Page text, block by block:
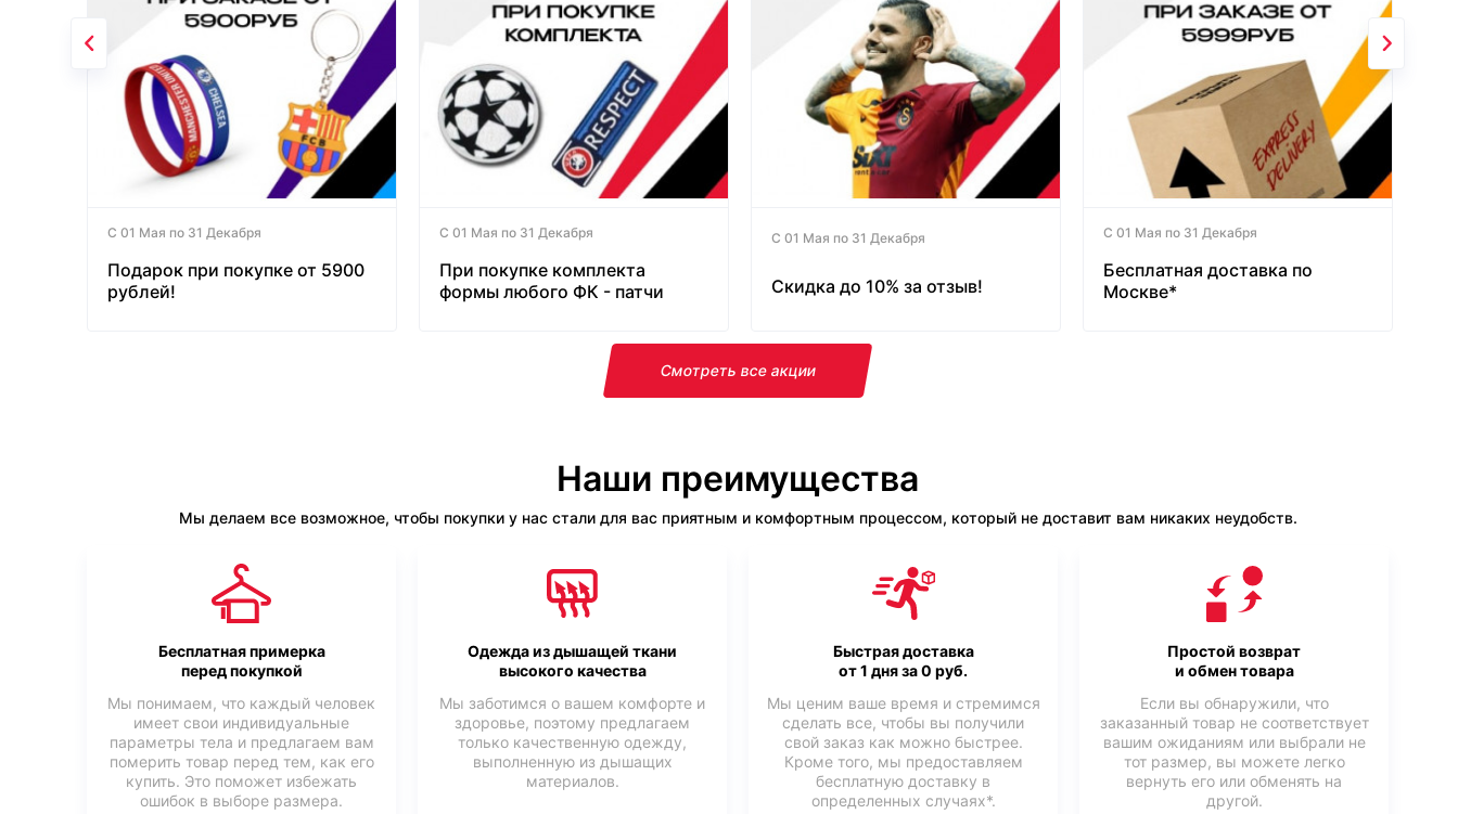
С 01 Мая по 31 Декабря
Подарок при покупке от 5900
рублей!
С 01 Мая по 31 Декабря
При покупке комплекта
формы любого ФК - патчи
С 01 Мая по 31 Декабря
Скидка до 10% за отзыв!
С 01 Мая по 31 Декабря
Бесплатная доставка по
Москве*
Смотреть все акции
Наши преимущества
Мы делаем все возможное, чтобы покупки у нас стали для вас приятным и комфортным процессом, который не доставит вам никаких неудобств.
Бесплатная примерка
перед покупкой
Мы понимаем, что каждый человек
имеет свои индивидуальные
параметры тела и предлагаем вам
померить товар перед тем, как его
купить. Это поможет избежать
ошибок в выборе размера.
Одежда из дышащей ткани
высокого качества
Мы заботимся о вашем комфорте и
здоровье, поэтому предлагаем
только качественную одежду,
выполненную из дышащих
материалов.
Быстрая доставка
от 1 дня за 0 руб.
Мы ценим ваше время и стремимся
сделать все, чтобы вы получили
свой заказ как можно быстрее.
Кроме того, мы предоставляем
бесплатную доставку в
определенных случаях*.
Простой возврат
и обмен товара
Если вы обнаружили, что
заказанный товар не соответствует
вашим ожиданиям или выбрали не
тот размер, вы можете легко
вернуть его или обменять на
другой.